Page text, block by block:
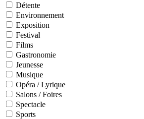
Détente
Environnement
Exposition
Festival
Films
Gastronomie
Jeunesse
Musique
Opéra / Lyrique
Salons / Foires
Spectacle
Sports